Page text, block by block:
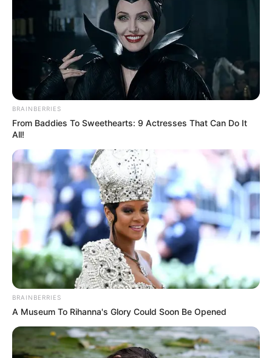
Όλα τα κείμενα και οι εικόνες είναι πνευματική ιδιοκτησία του
ΝΙΚΟΛΑΟΣ ΑΝΑΞΙΜΑΝΔΡΟΣ. Aπαγορεύεται η αναπαραγωγή, η
αναδημοσίευση και η τροποποίησή τους χωρίς προηγούμενη
γραπτή άδεια του δημιουργού τους. Με επιφύλαξη κάθε νόμιμου
δικαιώματος. Διαβάστε τηνΠολιτική Απορρήτουτου website πριν
να το χρησιμοποιήσετε, καθώς χρησιμοποιώντας το την
αποδέχεστε. Ο ιστότοπος διατηρεί το δικαίωμα να τροποποιήσει
τους όρους χρήσης.
Επικοινωνήστε μαζί μας:nikolaosgeor@gmail.com
BRAINBERRIES
From Baddies To Sweethearts: 9 Actresses That Can Do It
All!
BRAINBERRIES
A Museum To Rihanna's Glory Could Soon Be Opened